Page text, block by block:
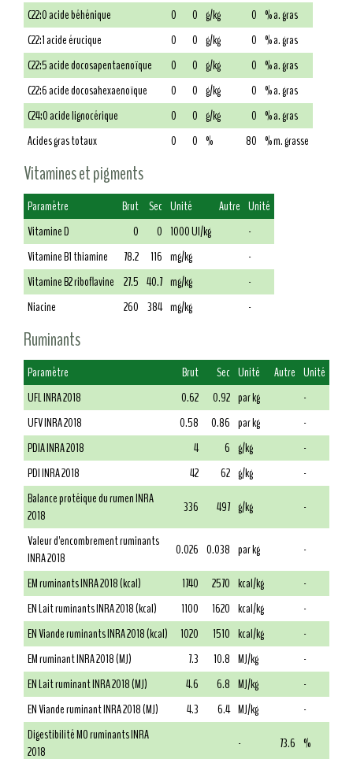
C22:0 acide béhénique
0 0 g/kg 0 % a. gras
C22:1 acide érucique
0 0 g/kg 0 % a. gras
C22:5 acide docosapentaenoïque
0 0 g/kg 0 % a. gras
C22:6 acide docosahexaenoïque
0 0 g/kg 0 % a. gras
C24:0 acide lignocérique
0 0 g/kg 0 % a. gras
Acides gras totaux
0 0 % 80 % m. grasse
Vitamines et pigments
Paramètre Brut Sec Unité Autre Unité
Vitamine D
0 0 1000 UI/kg
-
Vitamine B1 thiamine
78.2 116 mg/kg
-
Vitamine B2 riboflavine 27.5 40.7 mg/kg
-
Niacine
260 384 mg/kg -
Ruminants
Paramètre Brut Sec Unité Autre Unité
UFL INRA 2018
0.62 0.92 par kg
-
UFV INRA 2018
0.58 0.86 par kg
-
PDIA INRA 2018
4 6 g/kg
-
PDI INRA 2018
42 62 g/kg
-
Balance protéique du rumen INRA
2018
336 497 g/kg
-
Valeur d'encombrement ruminants
INRA 2018
0.026 0.038 par kg
-
EM ruminants INRA 2018 (kcal)
1740 2570 kcal/kg
-
EN Lait ruminants INRA 2018 (kcal)
1100 1620 kcal/kg
-
EN Viande ruminants INRA 2018 (kcal)
1020 1510 kcal/kg
-
EM ruminant INRA 2018 (MJ)
7.3 10.8 MJ/kg
-
EN Lait ruminant INRA 2018 (MJ)
4.6 6.8 MJ/kg
-
EN Viande ruminant INRA 2018 (MJ)
4.3 6.4 MJ/kg
-
Digestibilité MO ruminants INRA
2018
- 73.6 %